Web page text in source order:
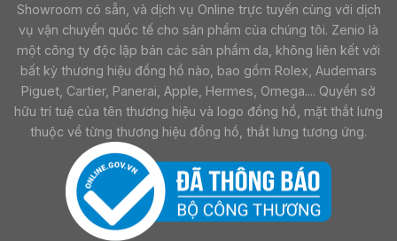
Showroom có sẵn, và dịch vụ Online trực tuyến cùng với dịch
vụ vận chuyển quốc tế cho sản phẩm của chúng tôi. Zenio là
một công ty độc lập bán các sản phẩm da, không liên kết với
bất kỳ thương hiệu đồng hồ nào, bao gồm Rolex, Audemars
Piguet, Cartier, Panerai, Apple, Hermes, Omega.... Quyền sở
hữu trí tuệ của tên thương hiệu và logo đồng hồ, mặt thắt lưng
thuộc về từng thương hiệu đồng hồ, thắt lưng tương ứng.